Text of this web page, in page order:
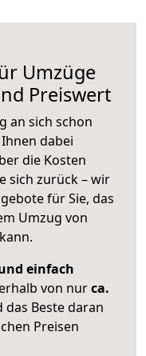
Umzüge
Preiswert
an sich schon
dabei
die Kosten
sich zurück – wir
für Sie, das
Umzug von
einfach
von nurca.
das Beste daran
Preisen